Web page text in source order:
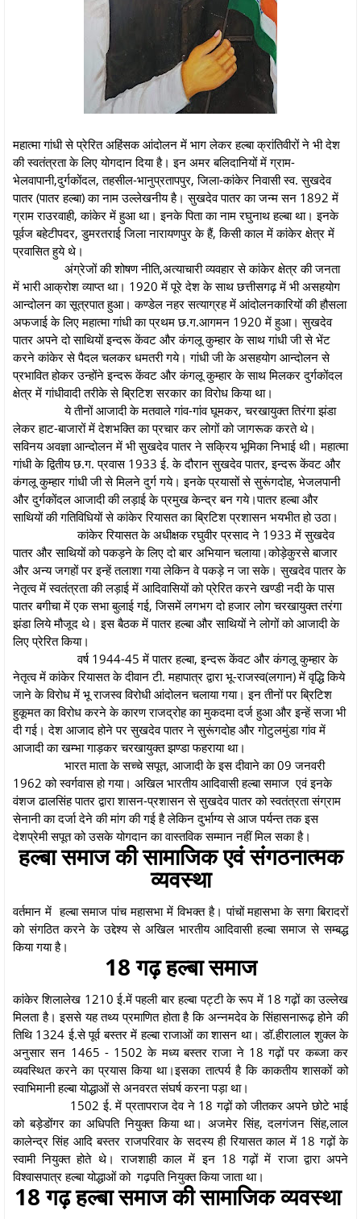
महात्मा गांधी से प्रेरित अहिंसक आंदोलन में भाग लेकर हल्बा क्रांतिवीरों ने भी देश
की स्वतंत्रता के लिए योगदान दिया है। इन अमर बलिदानियों में ग्राम-
भेलवापानी,दुर्गकोंदल, तहसील-भानुप्रतापपुर, जिला-कांकेर निवासी स्व. सुखदेव
पातर (पातर हल्बा) का नाम उल्लेखनीय है। सुखदेव पातर का जन्म सन 1892 में
ग्राम राउरवाही, कांकेर में हुआ था। इनके पिता का नाम रघुनाथ हल्बा था। इनके
पूर्वज बहेटीपदर, डुमरतराई जिला नारायणपुर के हैं, किसी काल में कांकेर क्षेत्र में
प्रवासित हुये थे।
अंग्रेजों की शोषण नीति,अत्याचारी व्यवहार से कांकेर क्षेत्र की जनता
में भारी आक्रोश व्याप्त था। 1920 में पूरे देश के साथ छत्तीसगढ़ में भी असहयोग
आन्दोलन का सूत्रपात हुआ। कण्डेल नहर सत्याग्रह में आंदोलनकारियों की हौसला
अफजाई के लिए महात्मा गांधी का प्रथम छ.ग.आगमन 1920 में हुआ। सुखदेव
पातर अपने दो साथियों इन्दरू केंवट और कंगलू कुम्हार के साथ गांधी जी से भेंट
करने कांकेर से पैदल चलकर धमतरी गये। गांधी जी के असहयोग आन्दोलन से
प्रभावित होकर उन्होंने इन्दरू केंवट और कंगलू कुम्हार के साथ मिलकर दुर्गकोंदल
क्षेत्र में गांधीवादी तरीके से ब्रिटिश सरकार का विरोध किया था।
ये तीनों आजादी के मतवाले गांव-गांव घूमकर, चरखायुक्त तिरंगा झंडा
लेकर हाट-बाजारों में देशभक्ति का प्रचार कर लोगों को जागरूक करते थे।
सविनय अवज्ञा आन्दोलन में भी सुखदेव पातर ने सक्रिय भूमिका निभाई थी। महात्मा
गांधी के द्वितीय छ.ग. प्रवास 1933 ई. के दौरान सुखदेव पातर, इन्दरू केंवट और
कंगलू कुम्हार गांधी जी से मिलने दुर्ग गये। इनके प्रयासों से सुरूंगदोह, भेजलपानी
और दुर्गकोंदल आजादी की लड़ाई के प्रमुख केन्द्र बन गये।पातर हल्बा और
साथियों की गतिविधियों से कांकेर रियासत का ब्रिटिश प्रशासन भयभीत हो उठा।
कांकेर रियासत के अधीक्षक रघुवीर प्रसाद ने 1933 में सुखदेव
पातर और साथियों को पकड़ने के लिए दो बार अभियान चलाया।कोड़ेकुरसे बाजार
और अन्य जगहों पर इन्हें तलाशा गया लेकिन वे पकड़े न जा सके। सुखदेव पातर के
नेतृत्व में स्वतंत्रता की लड़ाई में आदिवासियों को प्रेरित करने खण्डी नदी के पास
पातर बगीचा में एक सभा बुलाई गई, जिसमें लगभग दो हजार लोग चरखायुक्त तरंगा
झंडा लिये मौजूद थे। इस बैठक में पातर हल्बा और साथियों ने लोगों को आजादी के
लिए प्रेरित किया।
वर्ष 1944-45 में पातर हल्बा, इन्दरू केंवट और कंगलू कुम्हार के
नेतृत्व में कांकेर रियासत के दीवान टी. महापात्र द्वारा भू-राजस्व(लगान) में वृद्धि किये
जाने के विरोध में भू राजस्व विरोधी आंदोलन चलाया गया। इन तीनों पर ब्रिटिश
हुकूमत का विरोध करने के कारण राजद्रोह का मुकदमा दर्ज हुआ और इन्हें सजा भी
दी गई। देश आजाद होने पर सुखदेव पातर ने सुरूंगदोह और गोटुलमुंडा गांव में
आजादी का खम्भा गाड़कर चरखायुक्त झण्डा फहराया था।
भारत माता के सच्चे सपूत, आजादी के इस दीवाने का 09 जनवरी
1962 को स्वर्गवास हो गया। अखिल भारतीय आदिवासी हल्बा समाज एवं इनके
वंशज ढालसिंह पातर द्वारा शासन-प्रशासन से सुखदेव पातर को स्वतंत्रता संग्राम
सेनानी का दर्जा देने की मांग की गई है लेकिन दुर्भाग्य से आज पर्यन्त तक इस
देशप्रेमी सपूत को उसके योगदान का वास्तविक सम्मान नहीं मिल सका है।
हल्बा समाज की सामाजिक एवं संगठनात्मक
व्यवस्था
वर्तमान में हल्बा समाज पांच महासभा में विभक्त है। पांचों महासभा के सगा बिरादरों
को संगठित करने के उद्देश्य से अखिल भारतीय आदिवासी हल्बा समाज से सम्बद्ध
किया गया है।
18 गढ़ हल्बा समाज
कांकेर शिलालेख 1210 ई.में पहली बार हल्बा पट्टी के रूप में 18 गढ़ों का उल्लेख
मिलता है। इससे यह तथ्य प्रमाणित होता है कि अन्नमदेव के सिंहासनारूढ़ होने की
तिथि 1324 ई.से पूर्व बस्तर में हल्बा राजाओं का शासन था। डॉ.हीरालाल शुक्ल के
अनुसार सन 1465 - 1502 के मध्य बस्तर राजा ने 18 गढ़ों पर कब्जा कर
व्यवस्थित करने का प्रयास किया था।इसका तात्पर्य है कि काकतीय शासकों को
स्वाभिमानी हल्बा योद्धाओं से अनवरत संघर्ष करना पड़ा था।
1502 ई. में प्रतापराज देव ने 18 गढ़ों को जीतकर अपने छोटे भाई
को बड़ेडोंगर का अधिपति नियुक्त किया था। अजमेर सिंह, दलगंजन सिंह,लाल
कालेन्द्र सिंह आदि बस्तर राजपरिवार के सदस्य ही रियासत काल में 18 गढ़ों के
स्वामी नियुक्त होते थे। राजशाही काल में इन 18 गढ़ों में राजा द्वारा अपने
विश्वासपात्र हल्बा योद्धाओं को गढ़पति नियुक्त किया जाता था।
18 गढ़ हल्बा समाज की सामाजिक व्यवस्था